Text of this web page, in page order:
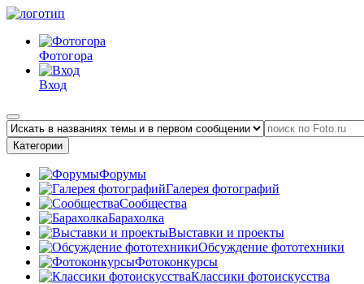
Фотогора
Вход
Категории
Форумы
Галерея фотографий
Сообщества
Барахолка
Выставки и проекты
Обсуждение фототехники
Фотоконкурсы
Классики фотоискусства